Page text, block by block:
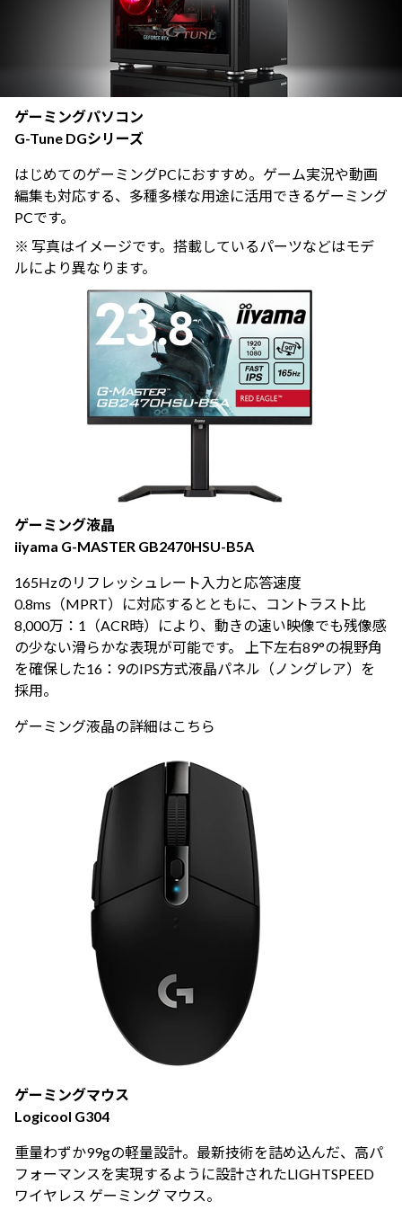
ゲーミングパソコン
G-Tune DGシリーズ
はじめてのゲーミングPCにおすすめ。ゲーム実況や動画
編集も対応する、多種多様な用途に活用できるゲーミング
PCです。
※ 写真はイメージです。搭載しているパーツなどはモデ
ルにより異なります。
ゲーミング液晶
iiyama G-MASTER GB2470HSU-B5A
165Hzのリフレッシュレート入力と応答速度
0.8ms（MPRT）に対応するとともに、コントラスト比
8,000万：1（ACR時）により、動きの速い映像でも残像感
の少ない滑らかな表現が可能です。 上下左右89°の視野角
を確保した16：9のIPS方式液晶パネル（ノングレア）を
採用。
ゲーミング液晶の詳細はこちら
ゲーミングマウス
Logicool G304
重量わずか99gの軽量設計。最新技術を詰め込んだ、高パ
フォーマンスを実現するように設計されたLIGHTSPEED
ワイヤレス ゲーミング マウス。